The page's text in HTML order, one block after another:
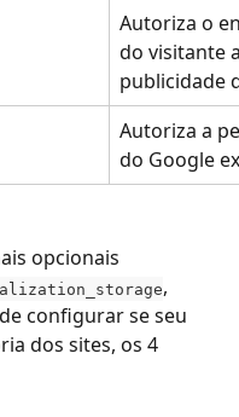
Autoriza o
do visitante
publicidade
Autoriza a
do Google
opcionais
,
configurar se seu
dos sites, os 4